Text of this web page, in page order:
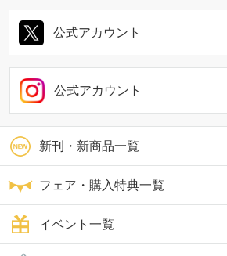
新刊・新商品一覧
フェア・購入特典一覧
イベント一覧
公式アカウント
公式アカウント